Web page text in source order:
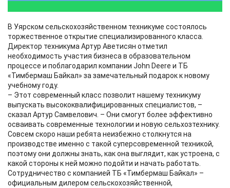
В Уярском сельскохозяйственном техникуме состоялось
торжественное открытие специализированного класса.
Директор техникума Артур Аветисян отметил
необходимость участия бизнеса в образовательном
процессе и поблагодарил компании John Deere и ТБ
«Тимбермаш Байкал» за замечательный подарок к новому
учебному году.
– Этот современный класс позволит нашему техникуму
выпускать высококвалифицированных специалистов, –
сказал Артур Самвелович. – Они смогут более эффективно
осваивать современные технологии и новую сельхозтехнику.
Совсем скоро наши ребята неизбежно столкнутся на
производстве именно с такой суперсовременной техникой,
поэтому они должны знать, как она выглядит, как устроена, с
какой стороны к ней можно подойти и начать работать.
Сотрудничество с компанией ТБ «Тимбермаш Байкал» –
официальным дилером сельскохозяйственной,